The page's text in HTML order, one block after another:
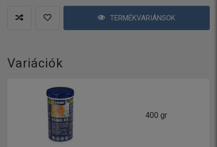
TERMÉKVARIÁNSOK
Variációk
400 gr